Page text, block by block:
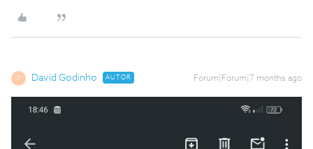
D David Godinho AUTOR Forum|Forum|7 months ago